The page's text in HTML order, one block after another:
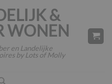
&
WONEN
en Landelijke
by Lots of Molly